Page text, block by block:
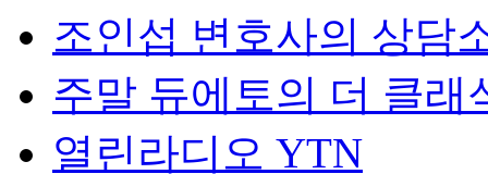
조인섭 변호사의 상담
주말 듀에토의 더 클래
열린라디오 YTN